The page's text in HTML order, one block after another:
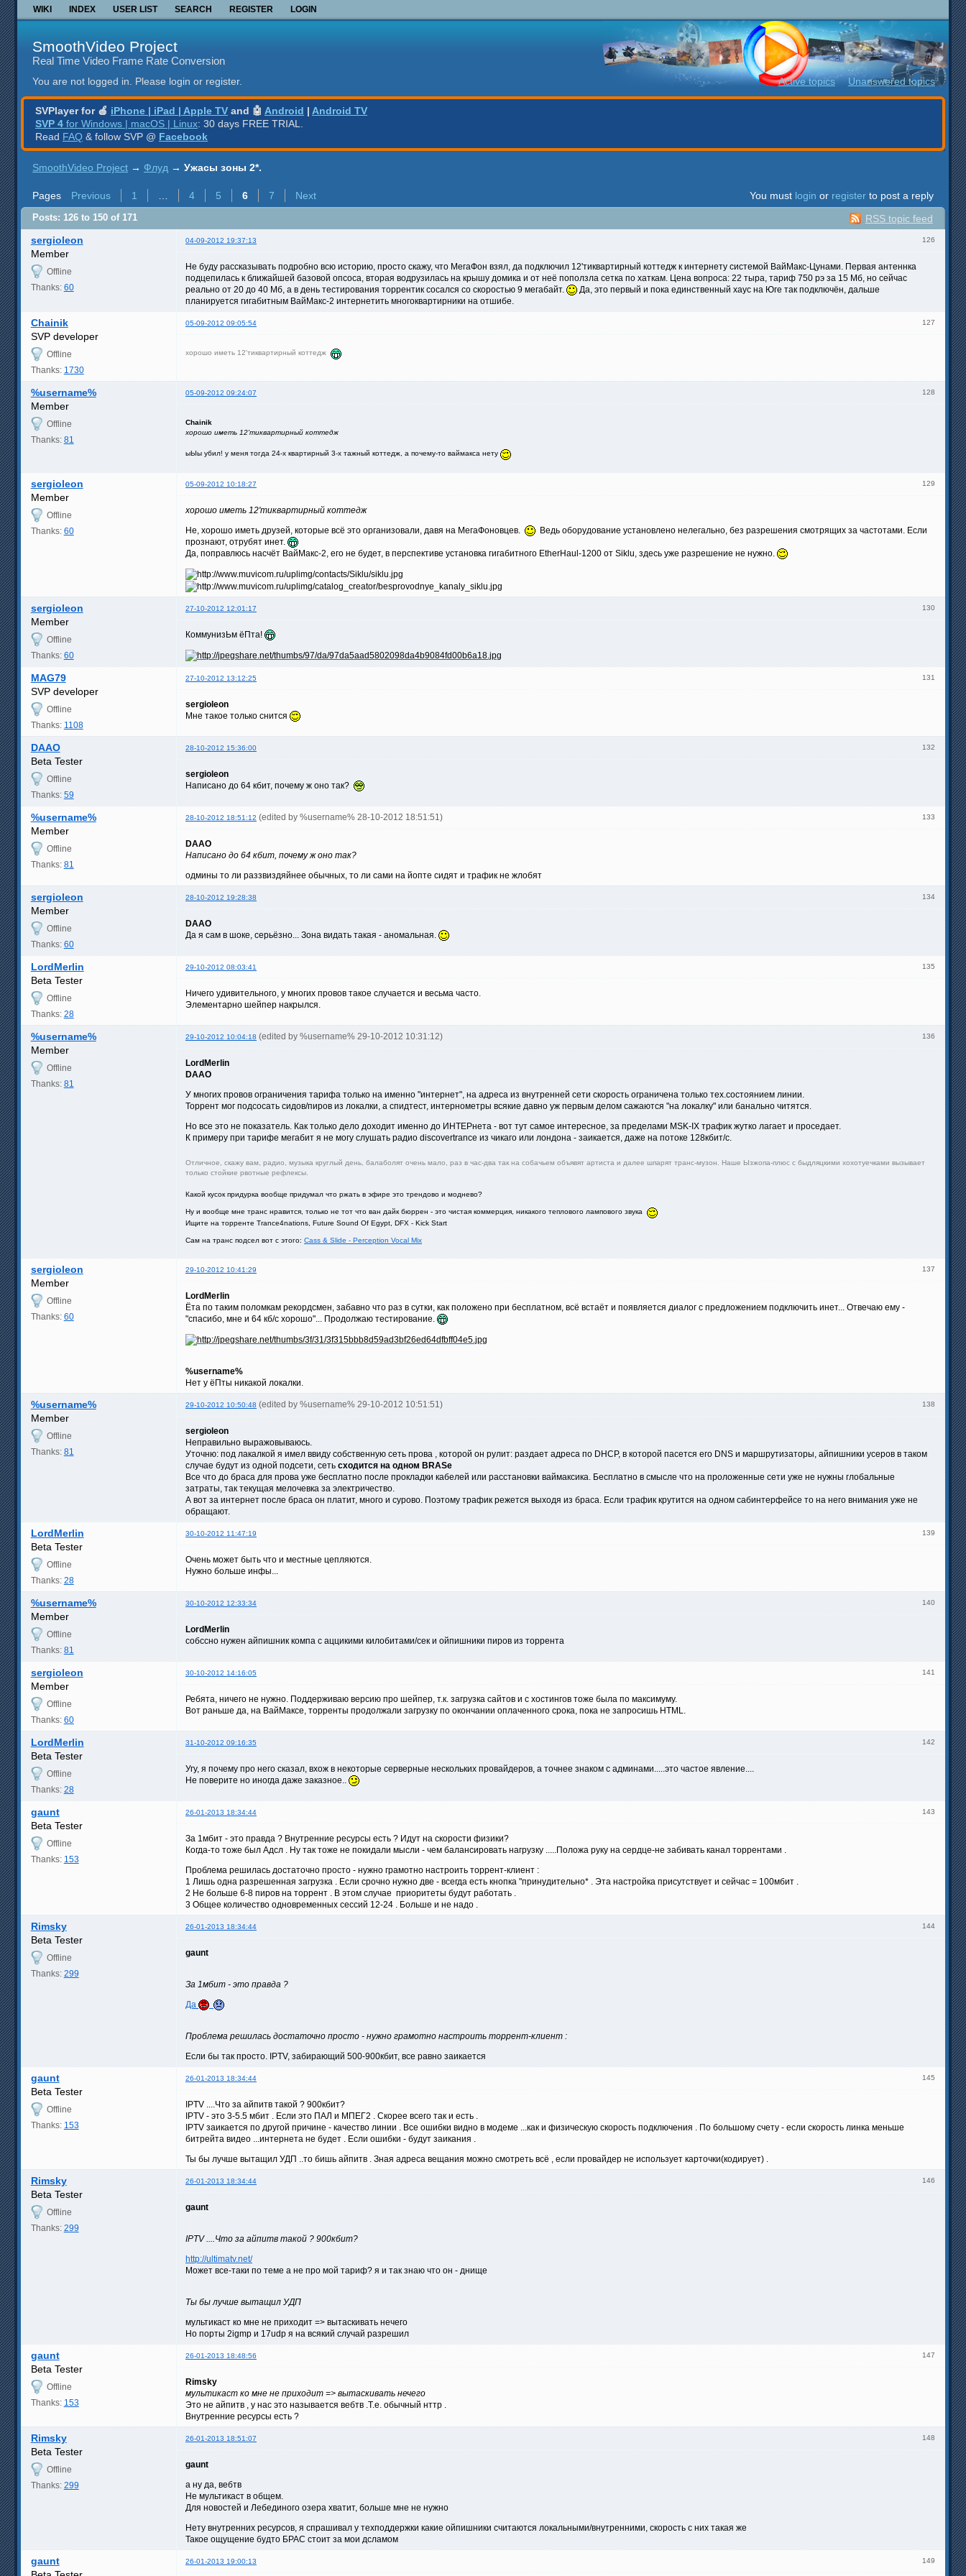
WIKI INDEX USER LIST SEARCH REGISTER LOGIN
SmoothVideo Project
Real Time Video Frame Rate Conversion
You are not logged in. Please login or register. Active topics Unanswered topics
SVPlayer for 🍎 iPhone | iPad | Apple TV and 🤖 Android | Android TV
SVP 4 for Windows | macOS | Linux: 30 days FREE TRIAL.
Read FAQ & follow SVP @ Facebook
SmoothVideo Project → Флуд → Ужасы зоны 2*.
Pages Previous 1 4 5 6 7 Next You must login or register to post a reply
RSS topic feed
Posts: 126 to 150 of 171
126
sergioleon 04-09-2012 19:37:13
Member
Offline
Thanks: 60
Не буду рассказывать подробно всю историю, просто скажу, что МегаФон взял, да подключил 12'тиквартирный коттедж к интернету системой ВайМакс-Цунами. Первая антеннка
подцепилась к ближайшей базовой опсоса, вторая водрузилась на крышу домика и от неё поползла сетка по хаткам. Цена вопроса: 22 тыра, тариф 750 рэ за 15 Мб, но сейчас
реально от 20 до 40 Мб, а в день тестирования торрентик сосался со скоростью 9 мегабайт.
Да, это первый и пока единственный хаус на Юге так подключён, дальше
планируется гигабитным ВайМакс-2 интернетить многоквартирники на отшибе.
127
Chainik 05-09-2012 09:05:54
SVP developer
Offline
Thanks: 1730
хорошо иметь 12'тиквартирный коттедж
128
%username% 05-09-2012 09:24:07
Member
Offline
Thanks: 81
Chainik
хорошо иметь 12'тиквартирный коттедж
ыЫы убил! у меня тогда 24-х квартирный 3-х тажный коттедж, а почему-то ваймакса нету
129
sergioleon 05-09-2012 10:18:27
Member
Offline
Thanks: 60
хорошо иметь 12'тиквартирный коттедж
Не, хорошо иметь друзей, которые всё это организовали, давя на МегаФоновцев.
Ведь оборудование установлено нелегально, без разрешения смотрящих за частотами. Если
прознают, отрубят инет.
Да, поправлюсь насчёт ВайМакс-2, его не будет, в перспективе установка гигабитного EtherHaul-1200 от Siklu, здесь уже разрешение не нужно.
130
sergioleon 27-10-2012 12:01:17
Member
Offline
Thanks: 60
КоммунизЬм ёПта!
131
MAG79 27-10-2012 13:12:25
SVP developer
Offline
Thanks: 1108
sergioleon
Мне такое только снится
132
DAAO 28-10-2012 15:36:00
Beta Tester
Offline
Thanks: 59
sergioleon
Написано до 64 кбит, почему ж оно так?
133
%username% 28-10-2012 18:51:12 (edited by %username% 28-10-2012 18:51:51)
Member
Offline
Thanks: 81
DAAO
Написано до 64 кбит, почему ж оно так?
одмины то ли раззвиздяйнее обычных, то ли сами на йопте сидят и трафик не жлобят
134
sergioleon 28-10-2012 19:28:38
Member
Offline
Thanks: 60
DAAO
Да я сам в шоке, серьёзно... Зона видать такая - аномальная.
135
LordMerlin 29-10-2012 08:03:41
Beta Tester
Offline
Thanks: 28
Ничего удивительного, у многих провов такое случается и весьма часто.
Элементарно шейпер накрылся.
136
%username% 29-10-2012 10:04:18 (edited by %username% 29-10-2012 10:31:12)
Member
Offline
Thanks: 81
LordMerlin
DAAO
У многих провов ограничения тарифа только на именно "интернет", на адреса из внутренней сети скорость ограничена только тех.состоянием линии.
Торрент мог подсосать сидов/пиров из локалки, а спидтест, интернометры всякие давно уж первым делом сажаются "на локалку" или банально читятся.
Но все это не показатель. Как только дело доходит именно до ИНТЕРнета - вот тут самое интересное, за пределами MSK-IX трафик жутко лагает и проседает.
К примеру при тарифе мегабит я не могу слушать радио discovertrance из чикаго или лондона - заикается, даже на потоке 128кбит/с.
Отличное, скажу вам, радио, музыка круглый день, балаболят очень мало, раз в час-два так на собачьем объявят артиста и далее шпарят транс-музон. Наше Ызжопа-плюс с быдляцкими хохотуечками вызывает
только стойкие рвотные рефлексы.
Какой кусок придурка вообще придумал что ржать в эфире это трендово и моднево?
Ну и вообще мне транс нравится, только не тот что ван дайк бюррен - это чистая коммерция, никакого теплового лампового звука
Ищите на торренте Trance4nations, Future Sound Of Egypt, DFX - Kick Start
Сам на транс подсел вот с этого: Cass & Slide - Perception Vocal Mix
137
sergioleon 29-10-2012 10:41:29
Member
Offline
Thanks: 60
LordMerlin
Ёта по таким поломкам рекордсмен, забавно что раз в сутки, как положено при бесплатном, всё встаёт и появляется диалог с предложением подключить инет... Отвечаю ему -
"спасибо, мне и 64 кб/с хорошо"... Продолжаю тестирование.
%username%
Нет у ёПты никакой локалки.
138
%username% 29-10-2012 10:50:48 (edited by %username% 29-10-2012 10:51:51)
Member
Offline
Thanks: 81
sergioleon
Неправильно выражовываюсь.
Уточню: под лакалкой я имел ввиду собственную сеть прова , которой он рулит: раздает адреса по DHCP, в которой пасется его DNS и маршрутизаторы, айпишники усеров в таком
случае будут из одной подсети, сеть сходится на одном BRASe
Все что до браса для прова уже бесплатно после прокладки кабелей или расстановки ваймаксика. Бесплатно в смысле что на проложенные сети уже не нужны глобальные
затраты, так текущая мелочевка за электричество.
А вот за интернет после браса он платит, много и сурово. Поэтому трафик режется выходя из браса. Если трафик крутится на одном сабинтерфейсе то на него внимания уже не
обращают.
139
LordMerlin 30-10-2012 11:47:19
Beta Tester
Offline
Thanks: 28
Очень может быть что и местные цепляются.
Нужно больше инфы...
140
%username% 30-10-2012 12:33:34
Member
Offline
Thanks: 81
LordMerlin
собссно нужен айпишник компа с аццикими килобитами/сек и ойпишники пиров из торрента
141
sergioleon 30-10-2012 14:16:05
Member
Offline
Thanks: 60
Ребята, ничего не нужно. Поддерживаю версию про шейпер, т.к. загрузка сайтов и с хостингов тоже была по максимуму.
Вот раньше да, на ВайМаксе, торренты продолжали загрузку по окончании оплаченного срока, пока не запросишь HTML.
142
LordMerlin 31-10-2012 09:16:35
Beta Tester
Offline
Thanks: 28
Угу, я почему про него сказал, вхож в некоторые серверные нескольких провайдеров, а точнее знаком с админами.....это частое явление....
Не поверите но иногда даже заказное..
143
gaunt 26-01-2013 18:34:44
Beta Tester
Offline
Thanks: 153
За 1мбит - это правда ? Внутренние ресурсы есть ? Идут на скорости физики?
Когда-то тоже был Адсл . Ну так тоже не покидали мысли - чем балансировать нагрузку .....Положа руку на сердце-не забивать канал торрентами .
Проблема решилась достаточно просто - нужно грамотно настроить торрент-клиент :
1 Лишь одна разрешенная загрузка . Если срочно нужно две - всегда есть кнопка "принудительно* . Эта настройка присутствует и сейчас = 100мбит .
2 Не больше 6-8 пиров на торрент . В этом случае приоритеты будут работать .
3 Общее количество одновременных сессий 12-24 . Больше и не надо .
144
Rimsky 26-01-2013 18:34:44
Beta Tester
Offline
Thanks: 299
gaunt
За 1мбит - это правда ?
Да
Проблема решилась достаточно просто - нужно грамотно настроить торрент-клиент :
Если бы так просто. IPTV, забирающий 500-900кбит, все равно заикается
145
gaunt 26-01-2013 18:34:44
Beta Tester
Offline
Thanks: 153
IPTV ....Что за айпитв такой ? 900кбит?
IPTV - это 3-5.5 мбит . Если это ПАЛ и МПЕГ2 . Скорее всего так и есть .
IPTV заикается по другой причине - качество линии . Все ошибки видно в модеме ...как и физическую скорость подключения . По большому счету - если скорость линка меньше
битрейта видео ...интернета не будет . Если ошибки - будут заикания .
Ты бы лучше вытащил УДП ..то бишь айпитв . Зная адреса вещания можно смотреть всё , если провайдер не использует карточки(кодирует) .
146
Rimsky 26-01-2013 18:34:44
Beta Tester
Offline
Thanks: 299
gaunt
IPTV ....Что за айпитв такой ? 900кбит?
http://ultimatv.net/
Может все-таки по теме а не про мой тариф? я и так знаю что он - днище
Ты бы лучше вытащил УДП
мультикаст ко мне не приходит => вытаскивать нечего
Но порты 2igmp и 17udp я на всякий случай разрешил
147
gaunt 26-01-2013 18:48:56
Beta Tester
Offline
Thanks: 153
Rimsky
мультикаст ко мне не приходит => вытаскивать нечего
Это не айпитв , у нас это называется вебтв .Т.е. обычный нттр .
Внутренние ресурсы есть ?
148
Rimsky 26-01-2013 18:51:07
Beta Tester
Offline
Thanks: 299
gaunt
а ну да, вебтв
Не мультикаст в общем.
Для новостей и Лебединого озера хватит, больше мне не нужно
Нету внутренних ресурсов, я спрашивал у техподдержки какие ойпишники считаются локальными/внутренними, скорость с них такая же
Такое ощущение будто БРАС стоит за мои дсламом
149
gaunt 26-01-2013 19:00:13